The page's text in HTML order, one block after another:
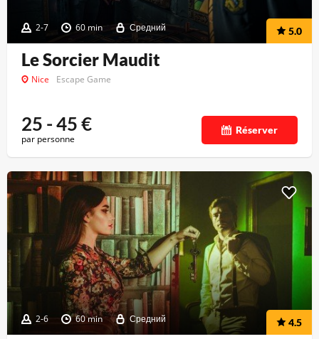
2-7 60 min Средний 5.0
Le Sorcier Maudit
Nice Escape Game
25 - 45€
par personne
Réserver
2-6 60 min Средний 4.5